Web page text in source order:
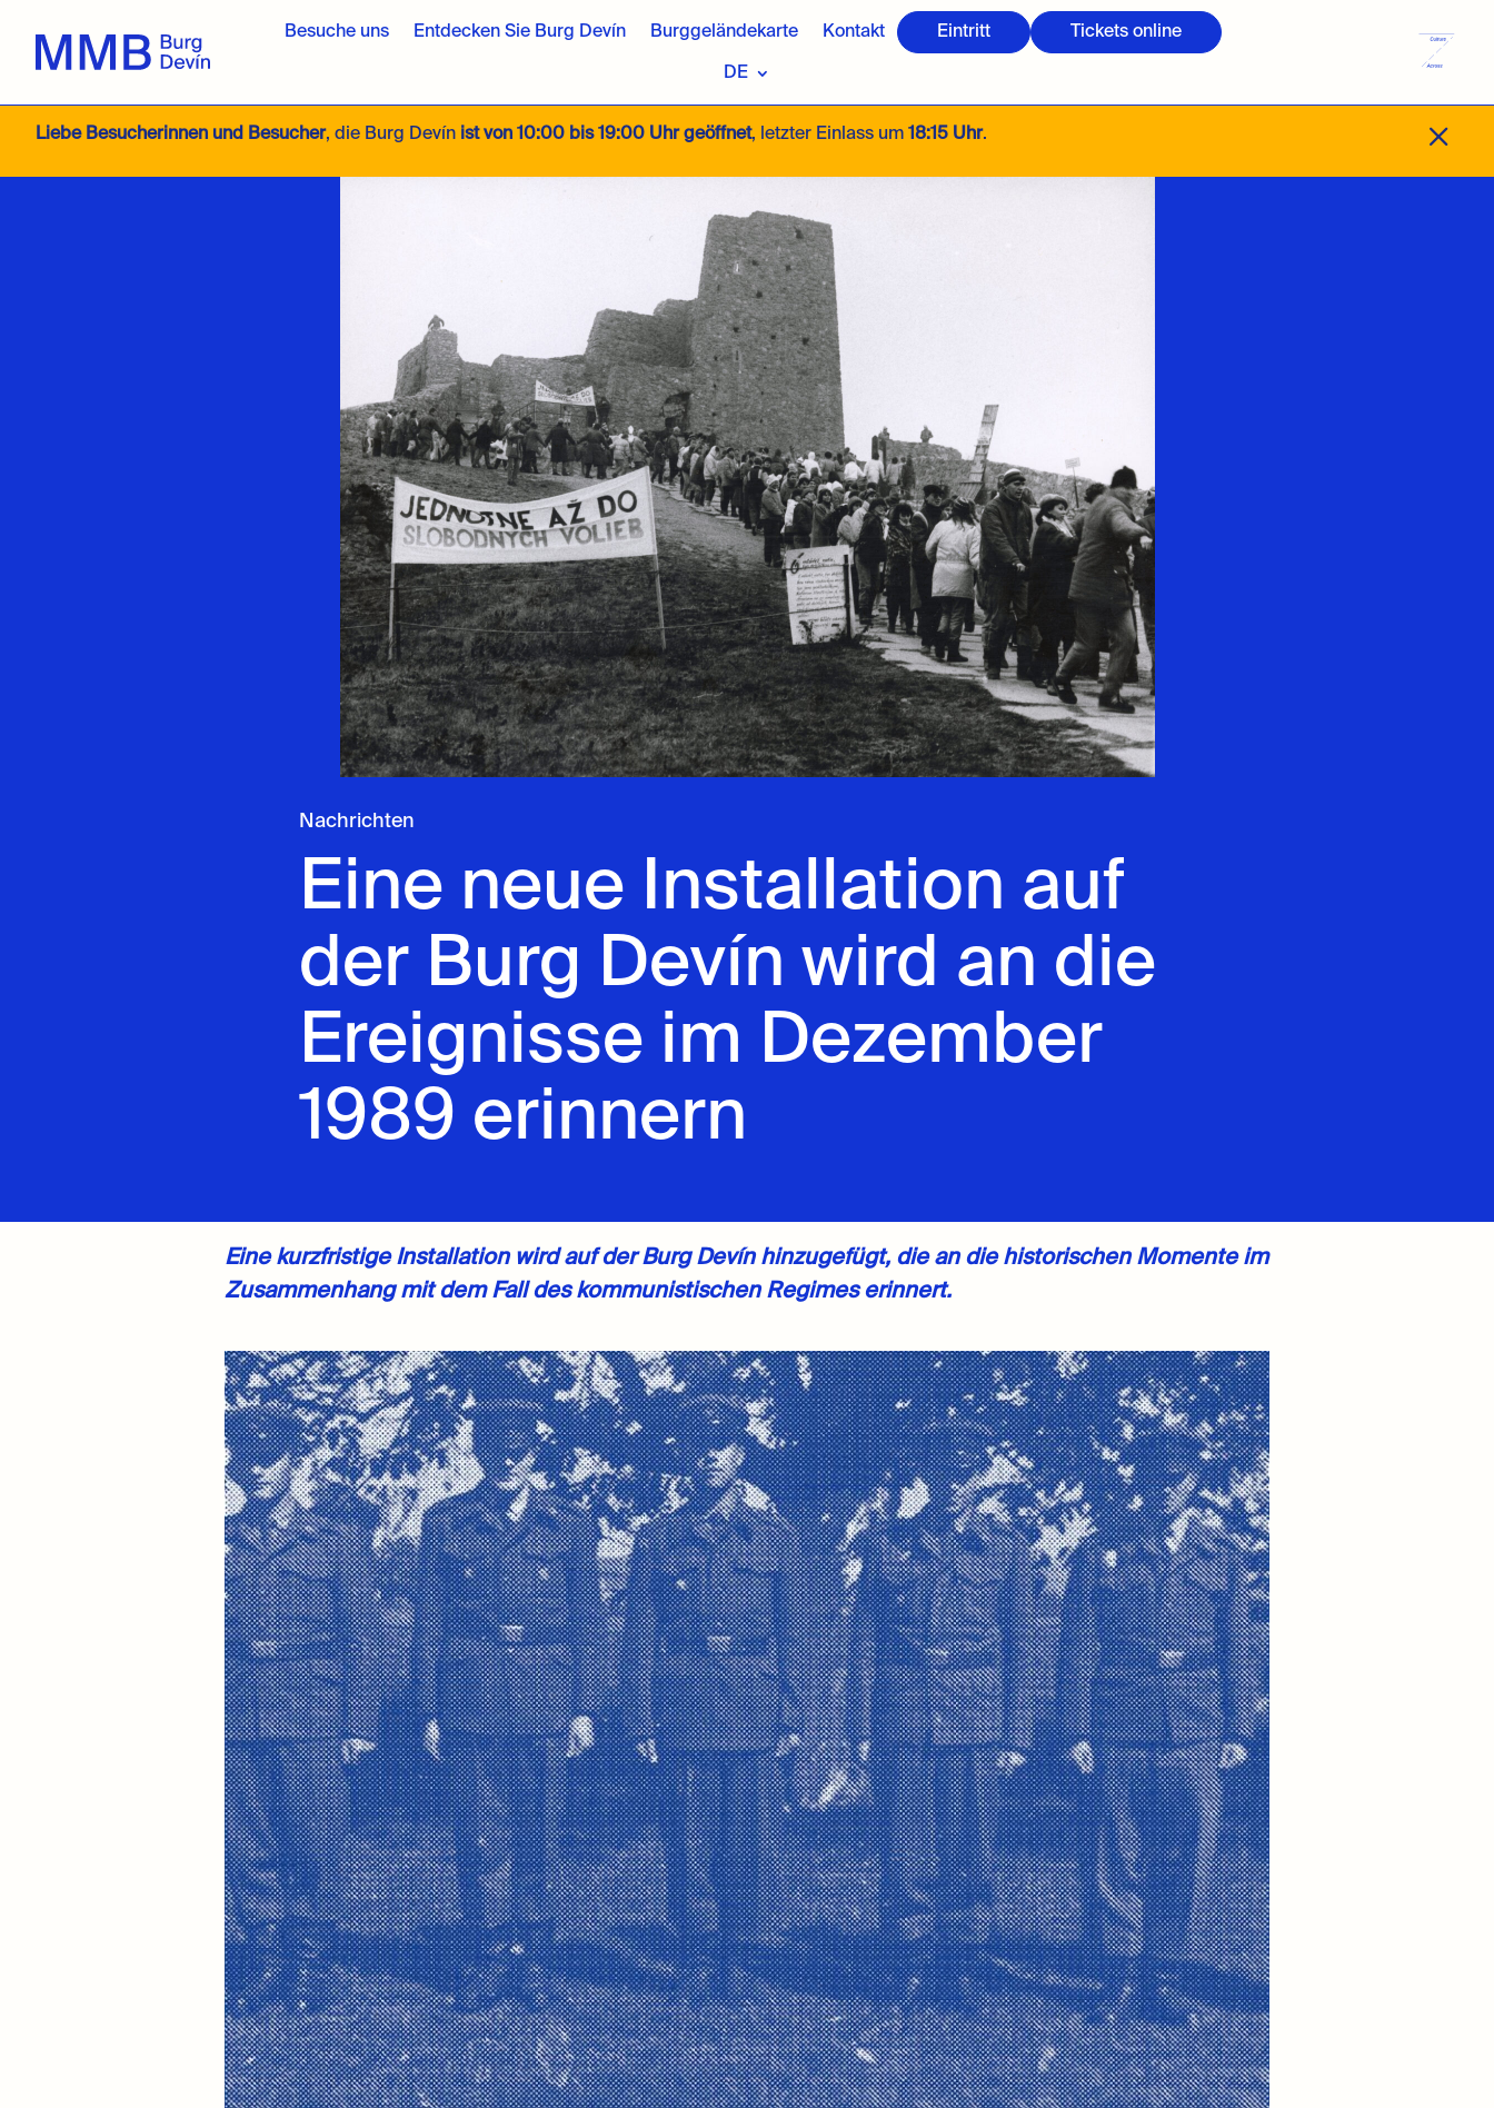
Besuche uns Entdecken Sie Burg Devín Burggeländekarte Kontakt Eintritt Tickets online
DE
Liebe Besucherinnen und Besucher, die Burg Devín ist von 10:00 bis 19:00 Uhr geöffnet, letzter Einlass um 18:15 Uhr. M
Nachrichten
Eine neue Installation auf
der Burg Devín wird an die
Ereignisse im Dezember
1989 erinnern
Eine kurzfristige Installation wird auf der Burg Devín hinzugefügt, die an die historischen Momente im
Zusammenhang mit dem Fall des kommunistischen Regimes erinnert.